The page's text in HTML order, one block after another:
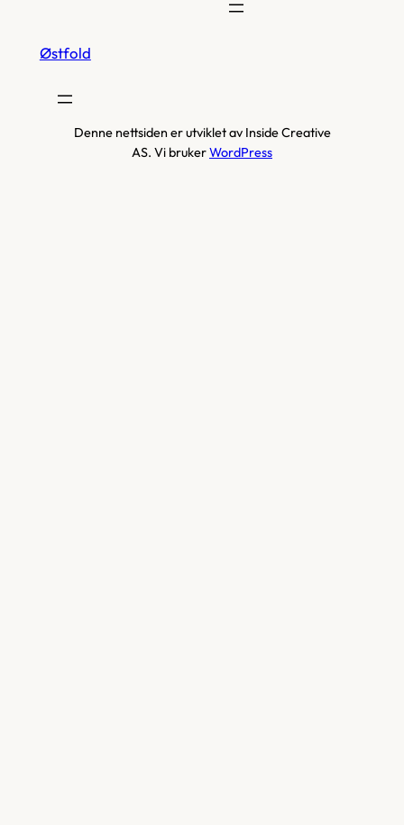
Østfold
Denne nettsiden er utviklet av Inside Creative
AS. Vi brukerWordPress